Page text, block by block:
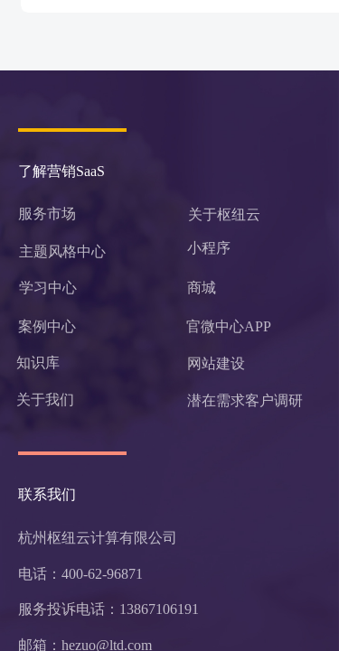
了解营销SaaS
关于枢纽云
服务市场
主题风格中心 小程序
学习中心 商城
联系我们
杭州枢纽云计算有限公司
电话：400-62-96871
邮箱：hezuo@ltd.com
案例中心 官微中心APP
知识库 网站建设
关于我们
服务投诉电话： 13867106191
潜在需求客户调研